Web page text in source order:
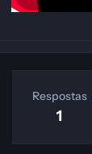
Respostas
1